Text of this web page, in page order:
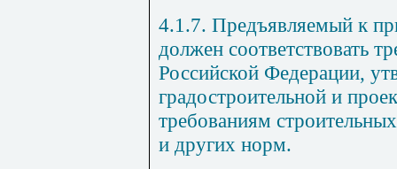
4.1.7. Предъявляемый к
должен соответствовать
Российской Федерации,
градостроительной и
требованиям
и других норм.